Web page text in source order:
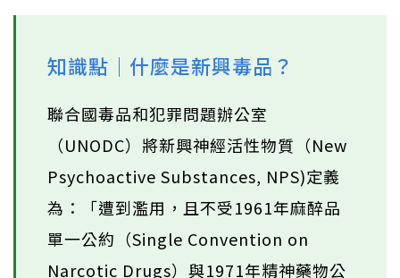
知識點｜什麼是新興毒品？
聯合國毒品和犯罪問題辦公室
（UNODC）將新興神經活性物質（New
Psychoactive Substances, NPS)定義
為：「遭到濫用，且不受1961年麻醉品
單一公約（Single Convention on
Narcotic Drugs）與1971年精神藥物公